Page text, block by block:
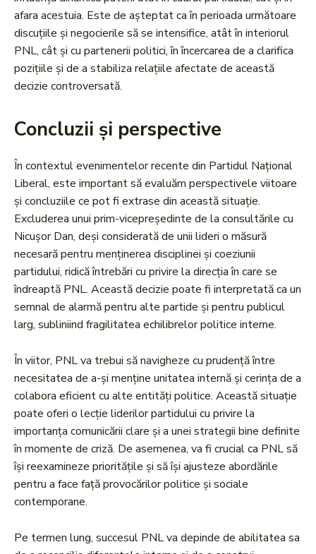
afara acestuia. Este de așteptat ca în perioada următoare
discuțiile și negocierile să se intensifice, atât în interiorul
PNL, cât și cu partenerii politici, în încercarea de a clarifica
pozițiile și de a stabiliza relațiile afectate de această
decizie controversată.
Concluzii și perspective
În contextul evenimentelor recente din Partidul Național
Liberal, este important să evaluăm perspectivele viitoare
și concluziile ce pot fi extrase din această situație.
Excluderea unui prim-vicepreședinte de la consultările cu
Nicușor Dan, deși considerată de unii lideri o măsură
necesară pentru menținerea disciplinei și coeziunii
partidului, ridică întrebări cu privire la direcția în care se
îndreaptă PNL. Această decizie poate fi interpretată ca un
semnal de alarmă pentru alte partide și pentru publicul
larg, subliniind fragilitatea echilibrelor politice interne.
În viitor, PNL va trebui să navigheze cu prudență între
necesitatea de a-și menține unitatea internă și cerința de a
colabora eficient cu alte entități politice. Această situație
poate oferi o lecție liderilor partidului cu privire la
importanța comunicării clare și a unei strategii bine definite
în momente de criză. De asemenea, va fi crucial ca PNL să
își reexamineze prioritățile și să își ajusteze abordările
pentru a face față provocărilor politice și sociale
contemporane.
Pe termen lung, succesul PNL va depinde de abilitatea sa